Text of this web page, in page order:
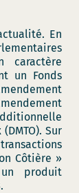
En
caractère
un Fonds
Sur
Côtière »
produit